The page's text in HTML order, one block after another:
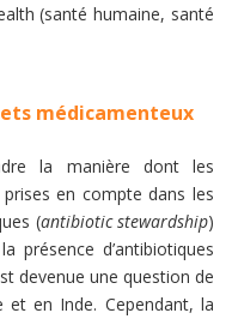
(santé humaine, santé
médicamenteux
la manière dont les
en compte dans les
(antibiotic stewardship)
présence d’antibiotiques
devenue une question de
en Inde. Cependant, la